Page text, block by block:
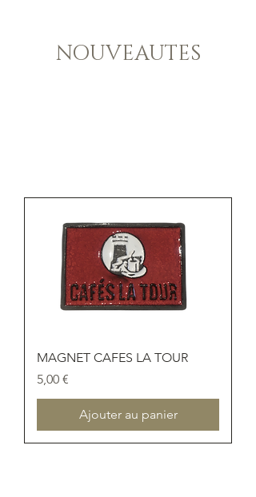
NOUVEAUTES
MAGNET CAFES LA TOUR
Prix
5,00 €
Ajouter au panier